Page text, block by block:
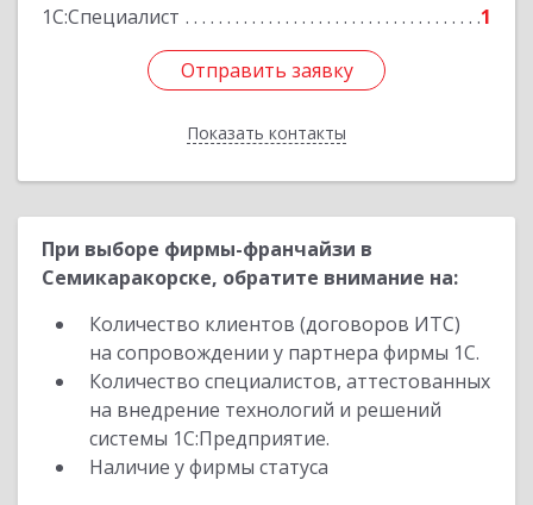
1С:Специалист
1
Отправить заявку
Показать контакты
Отправить заявку
Назад
При выборе фирмы-франчайзи в
Семикаракорске, обратите внимание на:
Количество клиентов (договоров ИТС)
на сопровождении у партнера фирмы 1С.
Количество специалистов, аттестованных
на внедрение технологий и решений
системы 1С:Предприятие.
Наличие у фирмы статуса